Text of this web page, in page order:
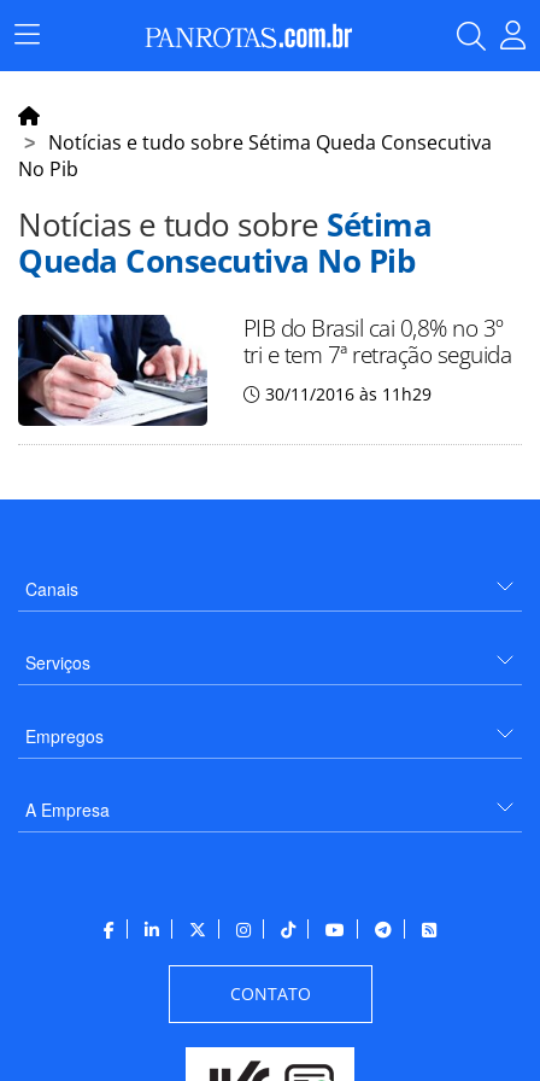
Menu
Principal
Notícias e tudo sobre Sétima Queda Consecutiva
No Pib
Notícias e tudo sobre Sétima
Queda Consecutiva No Pib
PIB do Brasil cai 0,8% no 3º
tri e tem 7ª retração seguida
30/11/2016 às 11h29
Canais
Serviços
Empregos
A Empresa
CONTATO